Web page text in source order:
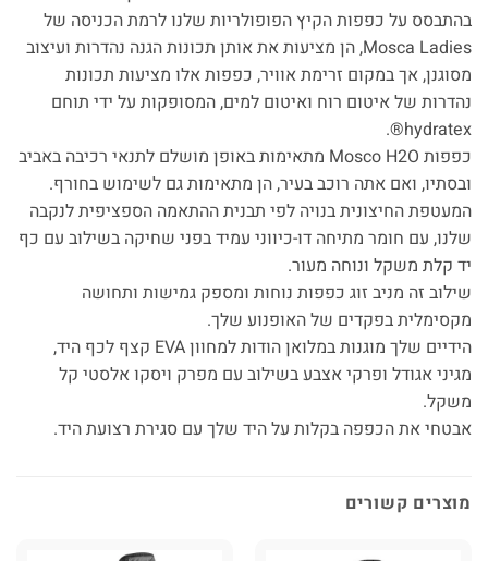
בהתבסס על כפפות הקיץ הפופולריות שלנו לרמת הכניסה של
Mosca Ladies, הן מציעות את אותן תכונות הגנה נהדרות ועיצוב
מסוגנן, אך במקום זרימת אוויר, כפפות אלו מציעות תכונות
נהדרות של איטום רוח ואיטום למים, המסופקות על ידי תוחם
hydratex®.
כפפות Mosco H2O מתאימות באופן מושלם לתנאי רכיבה באביב
ובסתיו, ואם אתה רוכב בעיר, הן מתאימות גם לשימוש בחורף.
המעטפת החיצונית בנויה לפי תבנית ההתאמה הספציפית לנקבה
שלנו, עם חומר מתיחה דו-כיווני עמיד בפני שחיקה בשילוב עם כף
יד קלת משקל ונוחה מעור.
שילוב זה מניב זוג כפפות נוחות ומספק גמישות ותחושה
מקסימלית בפקדים של האופנוע שלך.
הידיים שלך מוגנות במלואן הודות למחוון EVA קצף לכף היד,
מגיני אגודל ופרקי אצבע בשילוב עם מפרק ויסקו אלסטי קל
משקל.
אבטחי את הכפפה בקלות על היד שלך עם סגירת רצועת היד.
מוצרים קשורים